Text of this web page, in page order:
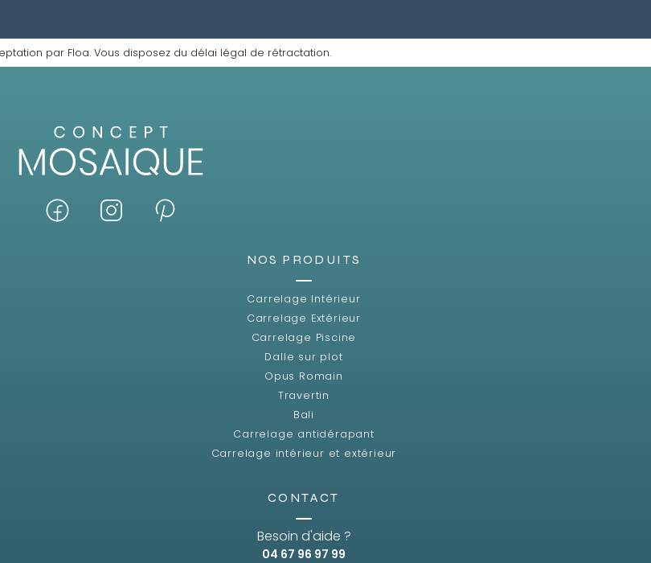
par Floa. Vous disposez du délai légal de rétractation.
NOS PRODUITS
Carrelage Intérieur
Carrelage Extérieur
Carrelage Piscine
Dalle sur plot
Opus Romain
Travertin
Bali
Carrelage antidérapant
Carrelage intérieur et extérieur
CONTACT
Besoin d'aide ?
04 67 96 97 99